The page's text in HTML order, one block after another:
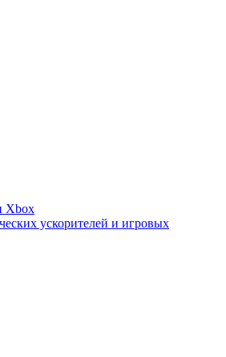
Xbox
ускорителей и игровых